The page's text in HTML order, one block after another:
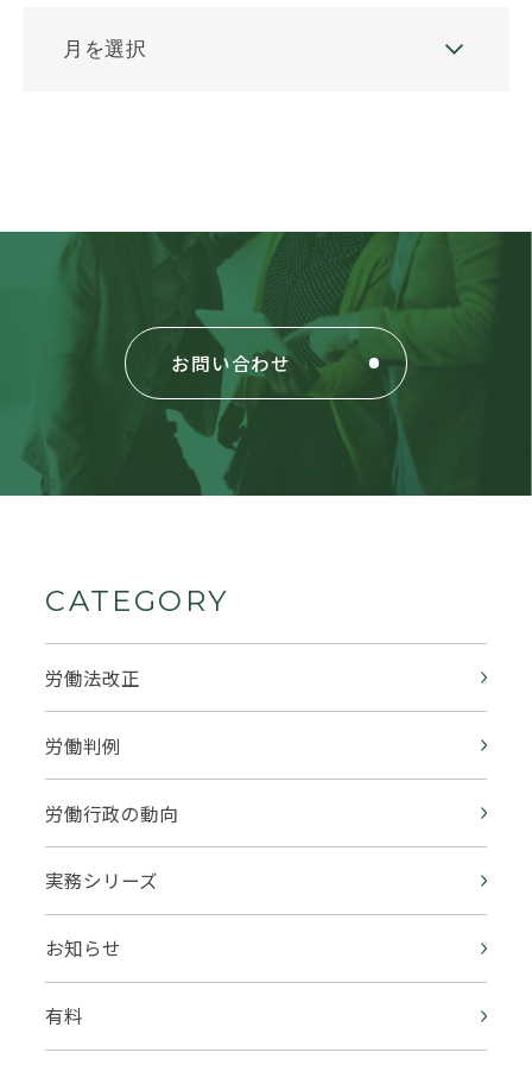
お問い合わせ
CATEGORY
労働法改正
労働判例
労働行政の動向
実務シリーズ
お知らせ
有料